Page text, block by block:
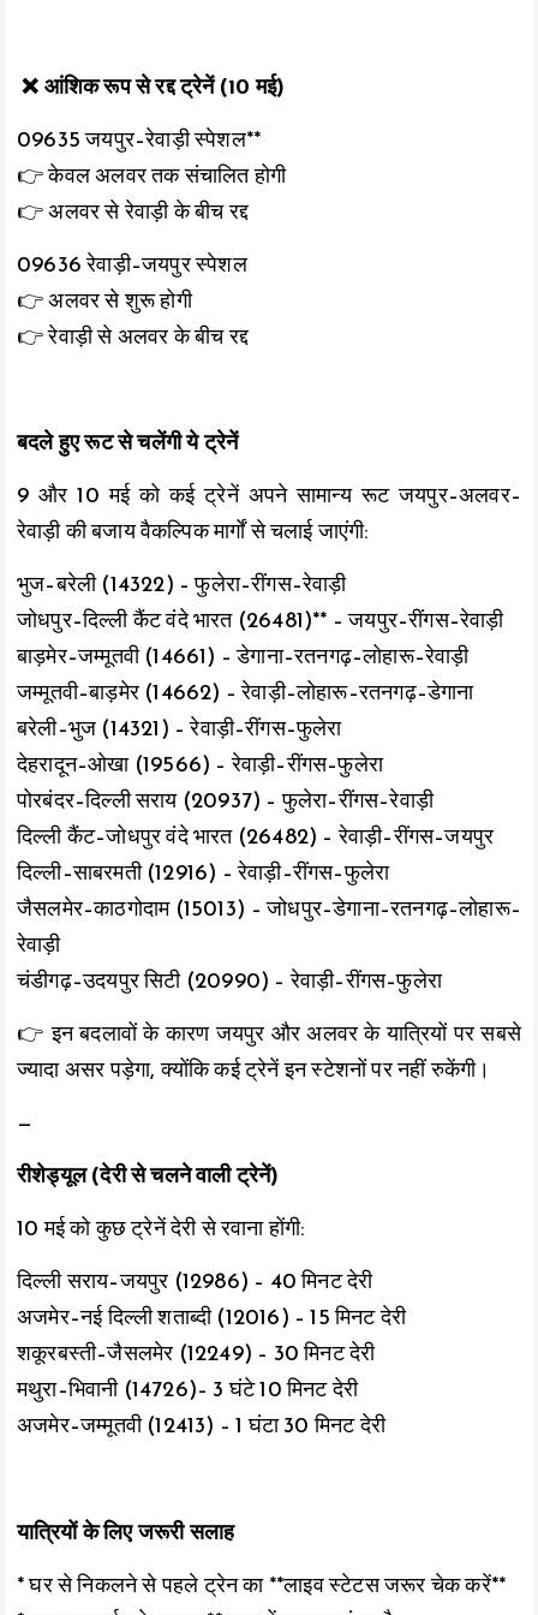
❌ आंशिक रूप से रद्द ट्रेनें (10 मई)
09635 जयपुर–रेवाड़ी स्पेशल**
👉 केवल अलवर तक संचालित होगी
👉 अलवर से रेवाड़ी के बीच रद्द
09636 रेवाड़ी–जयपुर स्पेशल
👉 अलवर से शुरू होगी
👉 रेवाड़ी से अलवर के बीच रद्द
बदले हुए रूट से चलेंगी ये ट्रेनें
9 और 10 मई को कई ट्रेनें अपने सामान्य रूट जयपुर–अलवर–
रेवाड़ी की बजाय वैकल्पिक मार्गों से चलाई जाएंगी:
भुज–बरेली (14322) – फुलेरा–रींगस–रेवाड़ी
जोधपुर–दिल्ली कैंट वंदे भारत (26481)** – जयपुर–रींगस–रेवाड़ी
बाड़मेर–जम्मूतवी (14661) – डेगाना–रतनगढ़–लोहारू–रेवाड़ी
जम्मूतवी–बाड़मेर (14662) – रेवाड़ी–लोहारू–रतनगढ़–डेगाना
बरेली–भुज (14321) – रेवाड़ी–रींगस–फुलेरा
देहरादून–ओखा (19566) – रेवाड़ी–रींगस–फुलेरा
पोरबंदर–दिल्ली सराय (20937) – फुलेरा–रींगस–रेवाड़ी
दिल्ली कैंट–जोधपुर वंदे भारत (26482) – रेवाड़ी–रींगस–जयपुर
दिल्ली–साबरमती (12916) – रेवाड़ी–रींगस–फुलेरा
जैसलमेर–काठगोदाम (15013) – जोधपुर–डेगाना–रतनगढ़–लोहारू–
रेवाड़ी
चंडीगढ़–उदयपुर सिटी (20990) – रेवाड़ी–रींगस–फुलेरा
👉 इन बदलावों के कारण जयपुर और अलवर के यात्रियों पर सबसे
ज्यादा असर पड़ेगा, क्योंकि कई ट्रेनें इन स्टेशनों पर नहीं रुकेंगी।
—
रीशेड्यूल (देरी से चलने वाली ट्रेनें)
10 मई को कुछ ट्रेनें देरी से रवाना होंगी:
दिल्ली सराय–जयपुर (12986) – 40 मिनट देरी
अजमेर–नई दिल्ली शताब्दी (12016) – 15 मिनट देरी
शकूरबस्ती–जैसलमेर (12249) – 30 मिनट देरी
मथुरा–भिवानी (14726)– 3 घंटे 10 मिनट देरी
अजमेर–जम्मूतवी (12413) – 1 घंटा 30 मिनट देरी
यात्रियों के लिए जरूरी सलाह
* घर से निकलने से पहले ट्रेन का **लाइव स्टेटस जरूर चेक करें**